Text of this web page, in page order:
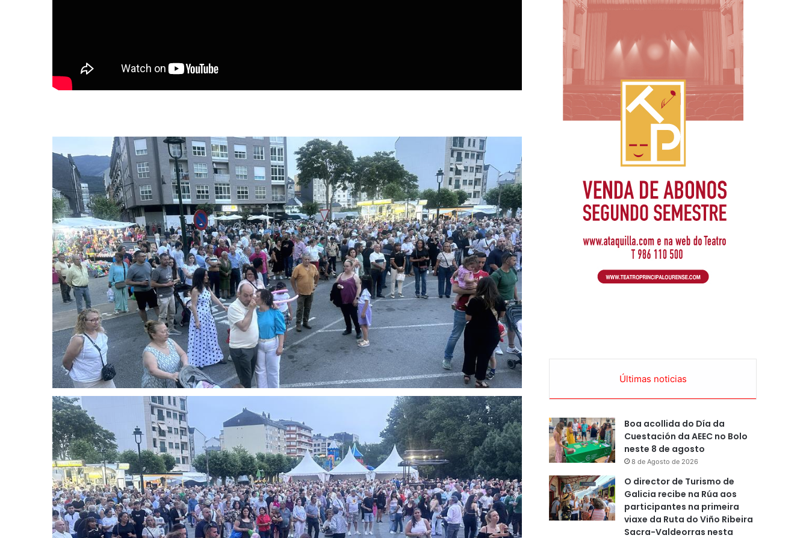
Últimas noticias
Boa acollida do Día da
Cuestación da AEEC no Bolo
neste 8 de agosto
8 de Agosto de 2026
O director de Turismo de
Galicia recibe na Rúa aos
participantes na primeira
viaxe da Ruta do Viño Ribeira
Sacra-Valdeorras nesta